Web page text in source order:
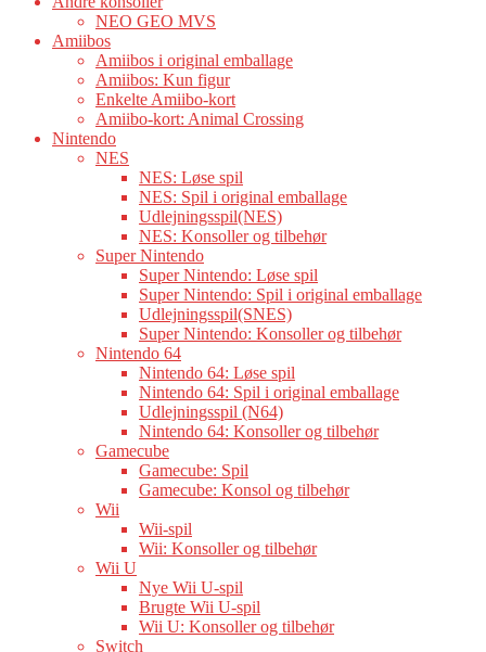
NEO GEO MVS
Amiibos
Amiibos i original emballage
Amiibos: Kun figur
Enkelte Amiibo-kort
Amiibo-kort: Animal Crossing
Nintendo
NES
NES: Løse spil
NES: Spil i original emballage
Udlejningsspil(NES)
NES: Konsoller og tilbehør
Super Nintendo
Super Nintendo: Løse spil
Super Nintendo: Spil i original emballage
Udlejningsspil(SNES)
Super Nintendo: Konsoller og tilbehør
Nintendo 64
Nintendo 64: Løse spil
Nintendo 64: Spil i original emballage
Udlejningsspil (N64)
Nintendo 64: Konsoller og tilbehør
Gamecube
Gamecube: Spil
Gamecube: Konsol og tilbehør
Wii
Wii-spil
Wii: Konsoller og tilbehør
Wii U
Nye Wii U-spil
Brugte Wii U-spil
Wii U: Konsoller og tilbehør
Switch